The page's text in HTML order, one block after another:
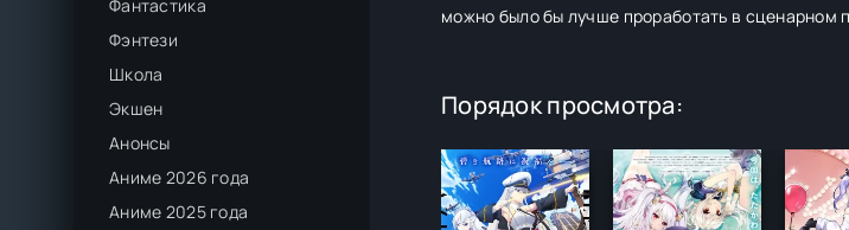
Фантастика
Фэнтези
Школа
Экшен
Анонсы
Аниме 2026 года
Аниме 2025 года
можно было бы лучше проработать в сценарном
Порядок просмотра: